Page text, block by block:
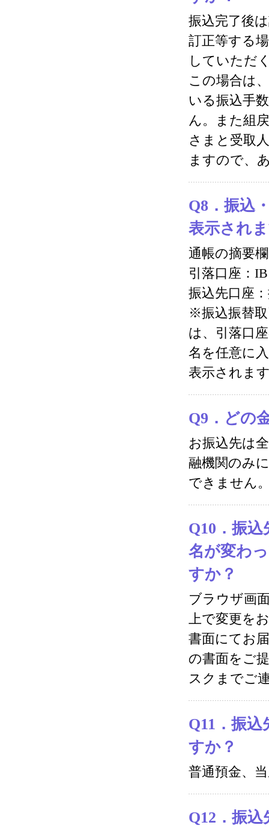
振込完了後
訂正等する
していただ
この場合は
いる振込手
ん。また組
さまと受取
ますので、
Q8．振込
表示され
通帳の摘要
引落口座：
振込先口座
※振込振替
は、引落口
名を任意に
表示されま
Q9．どの
お振込先は
融機関のみ
できません
Q10．振
名が変わ
すか？
ブラウザ画
上で変更を
書面にてお
の書面をご
スクまでご
Q11．振
すか？
普通預金、
Q12．振